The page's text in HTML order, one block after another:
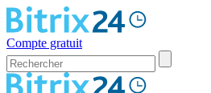
Compte gratuit